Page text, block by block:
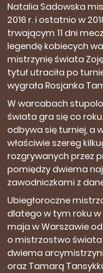
Natalia Sadowska
2016 r. i ostatnio w
trwającym 11 dni
legendę kobiecych
mistrzynię świata Zoję
tytuł utraciła po
wygrała Rosjanka
W warcabach
świata gra się co
odbywa się turniej, a
właściwie szereg
rozgrywanych przez
pomiędzy dwiema
zawodniczkami z
Ubiegłoroczne
dlatego w tym roku
maja w Warszawie
o mistrzostwo
dwiema
oraz Tamarą